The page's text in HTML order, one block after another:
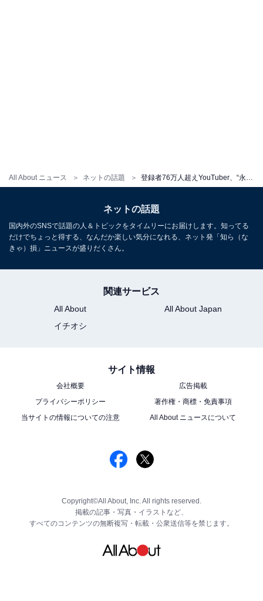
All About ニュース ネットの話題
ネットの話題
国内外のSNSで話題の人＆トピックをタイムリーにお届けします。知ってる
だけでちょっと得する、なんだか楽しい気分になれる、ネット発「知ら（な
きゃ）損」ニュースが盛りだくさん。
関連サービス
All About
All About Japan
イチオシ
サイト情報
会社概要
広告掲載
プライバシーポリシー
著作権・商標・免責事項
当サイトの情報についての注意
All About ニュースについて
Copyright©All About, Inc. All rights reserved.
掲載の記事・写真・イラストなど、
すべてのコンテンツの無断複写・転載・公衆送信等を禁じます。